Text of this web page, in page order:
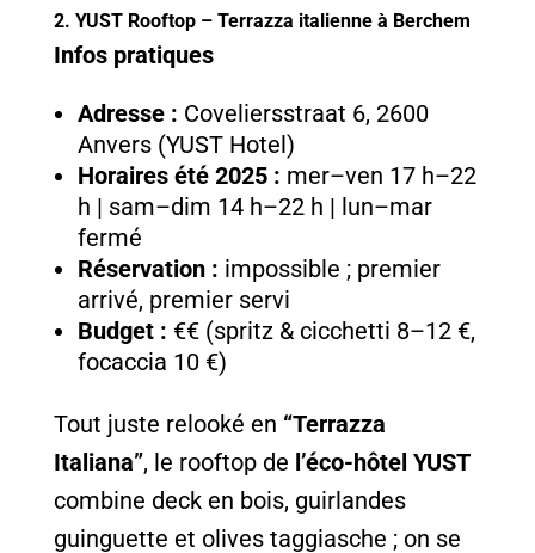
2. YUST Rooftop – Terrazza italienne à Berchem
Infos pratiques
Adresse : Coveliersstraat 6, 2600
Anvers (YUST Hotel)
Horaires été 2025 : mer–ven 17 h–22
h | sam–dim 14 h–22 h | lun–mar
fermé
Réservation : impossible ; premier
arrivé, premier servi
Budget : €€ (spritz & cicchetti 8–12 €,
focaccia 10 €)
Tout juste relooké en “Terrazza
Italiana”, le rooftop de l’éco-hôtel YUST
combine deck en bois, guirlandes
guinguette et olives taggiasche ; on se